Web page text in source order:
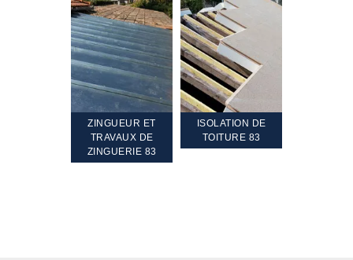
ZINGUEUR ET
TRAVAUX DE
ZINGUERIE 83
ISOLATION DE
TOITURE 83